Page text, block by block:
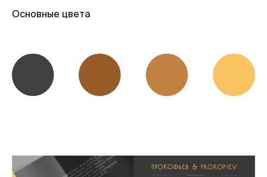
Основные цвета